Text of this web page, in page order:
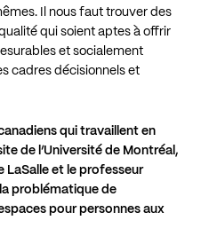
Il nous faut trouver des
qui soient aptes à offrir
et socialement
cadres décisionnels et
qui travaillent en
de l’Université de Montréal,
LaSalle et le professeur
la problématique de
pour personnes aux